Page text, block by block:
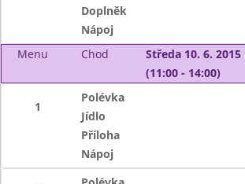
Doplněk
Nápoj
Menu
Chod
Středa 10. 6. 2015
(11:00 - 14:00)
1
Polévka
Jídlo
Příloha
Nápoj